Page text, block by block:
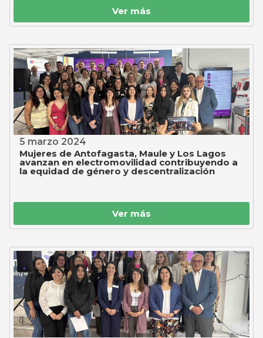
Ver más
5 marzo 2024
Mujeres de Antofagasta, Maule y Los Lagos
avanzan en electromovilidad contribuyendo a
la equidad de género y descentralización
Ver más